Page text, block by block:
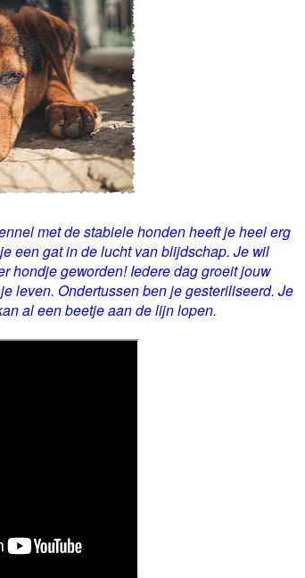
met de stabiele honden heeft je heel erg
een gat in de lucht van blijdschap. Je wil
hondje geworden! Iedere dag groeit jouw
leven. Ondertussen ben je gesteriliseerd. Je
al een beetje aan de lijn lopen.